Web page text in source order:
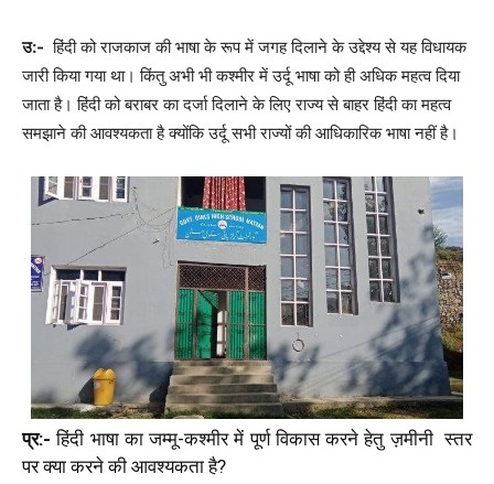
उ:- हिंदी को राजकाज की भाषा के रूप में जगह दिलाने के उद्देश्य से यह विधायक
जारी किया गया था। किंतु अभी भी कश्मीर में उर्दू भाषा को ही अधिक महत्व दिया
जाता है। हिंदी को बराबर का दर्जा दिलाने के लिए राज्य से बाहर हिंदी का महत्व
समझाने की आवश्यकता है क्योंकि उर्दू सभी राज्यों की आधिकारिक भाषा नहीं है।
प्र:- हिंदी भाषा का जम्मू-कश्मीर में पूर्ण विकास करने हेतु ज़मीनी स्तर
पर क्या करने की आवश्यकता है?